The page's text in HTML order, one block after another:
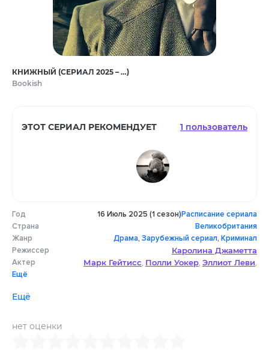
КНИЖНЫЙ (СЕРИАЛ 2025 – …)
Bookish
ЭТОТ СЕРИАЛ РЕКОМЕНДУЕТ 1 пользователь
Год
Страна
Жанр
Режиссер
Актер
Ещё
16 Июль 2025 (1 сезон)Расписание сериала
Великобритания
Драма, Зарубежный сериал, Криминал
Каролина Джаметта
Марк Гейтисс, Полли Уокер, Эллиот Леви,
Ещё
нет оценки